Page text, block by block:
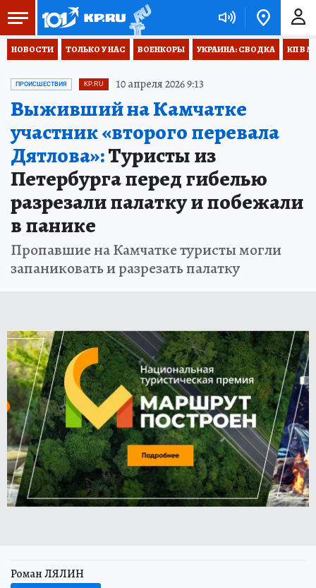
НОВОСТИ ТОЛЬКО У НАС ВОЕНКОРЫ УКРАИНА: СВОДКА КП В
ПРОИСШЕСТВИЯ KP.RU 10 апреля 2026 9:13
Выживший на Камчатке
участник «второго перевала
Дятлова»:Туристы из
Петербурга перед гибелью
разрезали палатку и побежали
в панике
Пропавшие на Камчатке туристы могли
запаниковать и разрезать палатку
Роман ЛЯЛИН